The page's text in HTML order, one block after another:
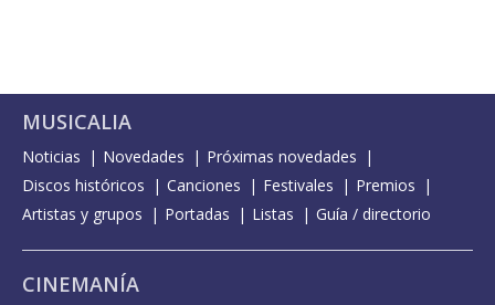
MUSICALIA
Noticias Novedades
Próximas novedades
Discos históricos
Canciones Festivales
Premios
Artistas y grupos
Portadas Listas Guía / directorio
CINEMANÍA